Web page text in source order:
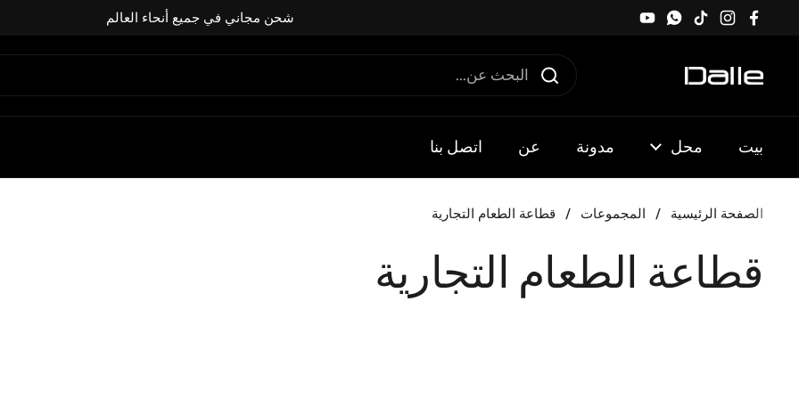
تخطي إلى المحتوى
Facebook
Instagram
TikTok
WhatsApp
YouTube
شحن مجاني في جميع أنحاء العالم
بيت محل مدونة عن اتصل بنا
الصفحة الرئيسية / المجموعات / قطاعة الطعام التجارية
قطاعة الطعام التجارية